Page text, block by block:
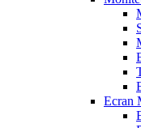
Ecran